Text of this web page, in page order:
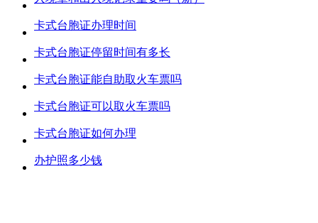
卡式台胞证办理时间
卡式台胞证停留时间有多长
卡式台胞证能自助取火车票吗
卡式台胞证可以取火车票吗
卡式台胞证如何办理
办护照多少钱